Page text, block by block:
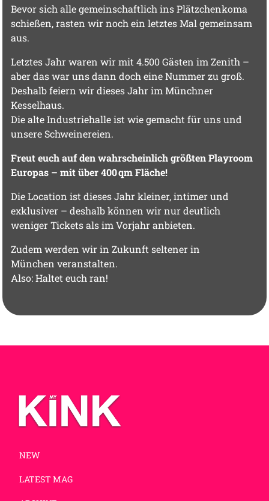
Bevor sich alle gemeinschaftlich ins Plätzchenkoma
schießen, rasten wir noch ein letztes Mal gemeinsam
aus.
Letztes Jahr waren wir mit 4.500 Gästen im Zenith –
aber das war uns dann doch eine Nummer zu groß.
Deshalb feiern wir dieses Jahr im Münchner
Kesselhaus.
Die alte Industriehalle ist wie gemacht für uns und
unsere Schweinereien.
Freut euch auf den wahrscheinlich größten Playroom
Europas – mit über 400 qm Fläche!
Die Location ist dieses Jahr kleiner, intimer und
exklusiver – deshalb können wir nur deutlich
weniger Tickets als im Vorjahr anbieten.
Zudem werden wir in Zukunft seltener in
München veranstalten.
Also: Haltet euch ran!
NEW
LATEST MAG